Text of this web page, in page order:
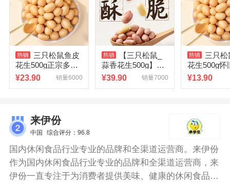
色泽金黄。0负担，无添加剂，健康安全。
三只松鼠鱼皮
花生500g正宗多味
脆红皮豆子下酒菜
¥23.90 销量6000
【三只松鼠_
蒜香花生500g】休
闲炒货花生带壳新
¥39.90 销量7000
三只
花生500g怀
小零食老式
¥13.90
来伊份
中国 综合评分：96.8
国内休闲食品行业专业的品牌和全渠道运营商。来伊份
作为国内休闲食品行业专业的品牌和全渠道运营商，来
伊份一直专注于为消费者提供美味、健康的休闲食品和